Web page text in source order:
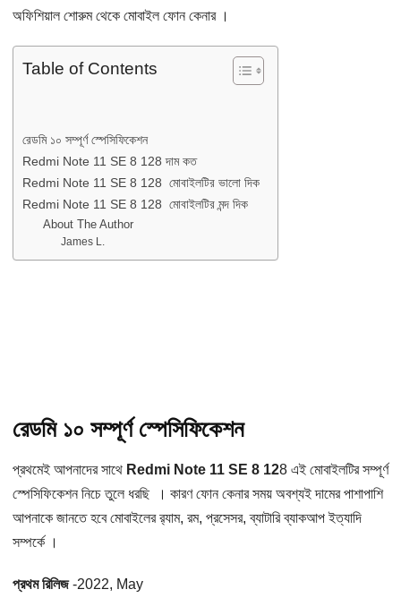
অফিশিয়াল শোরুম থেকে মোবাইল ফোন কেনার ।
Table of Contents
রেডমি ১০ সম্পূর্ণ স্পেসিফিকেশন
Redmi Note 11 SE 8 128 দাম কত
Redmi Note 11 SE 8 128 মোবাইলটির ভালো দিক
Redmi Note 11 SE 8 128 মোবাইলটির মন্দ দিক
About The Author
James L.
রেডমি ১০ সম্পূর্ণ স্পেসিফিকেশন
প্রথমেই আপনাদের সাথে Redmi Note 11 SE 8 128 এই মোবাইলটির সম্পূর্ণ
স্পেসিফিকেশন নিচে তুলে ধরছি । কারণ ফোন কেনার সময় অবশ্যই দামের পাশাপাশি
আপনাকে জানতে হবে মোবাইলের র‌্যাম, রম, প্রসেসর, ব্যাটারি ব্যাকআপ ইত্যাদি
সম্পর্কে ।
প্রথম রিলিজ-2022, May